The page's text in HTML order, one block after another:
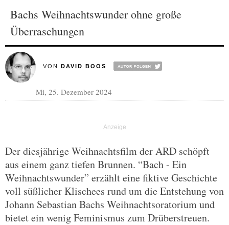
Bachs Weihnachtswunder ohne große
Überraschungen
VON DAVID BOOS
Mi, 25. Dezember 2024
Der diesjährige Weihnachtsfilm der ARD schöpft
aus einem ganz tiefen Brunnen. “Bach - Ein
Weihnachtswunder” erzählt eine fiktive Geschichte
voll süßlicher Klischees rund um die Entstehung von
Johann Sebastian Bachs Weihnachtsoratorium und
bietet ein wenig Feminismus zum Drüberstreuen.